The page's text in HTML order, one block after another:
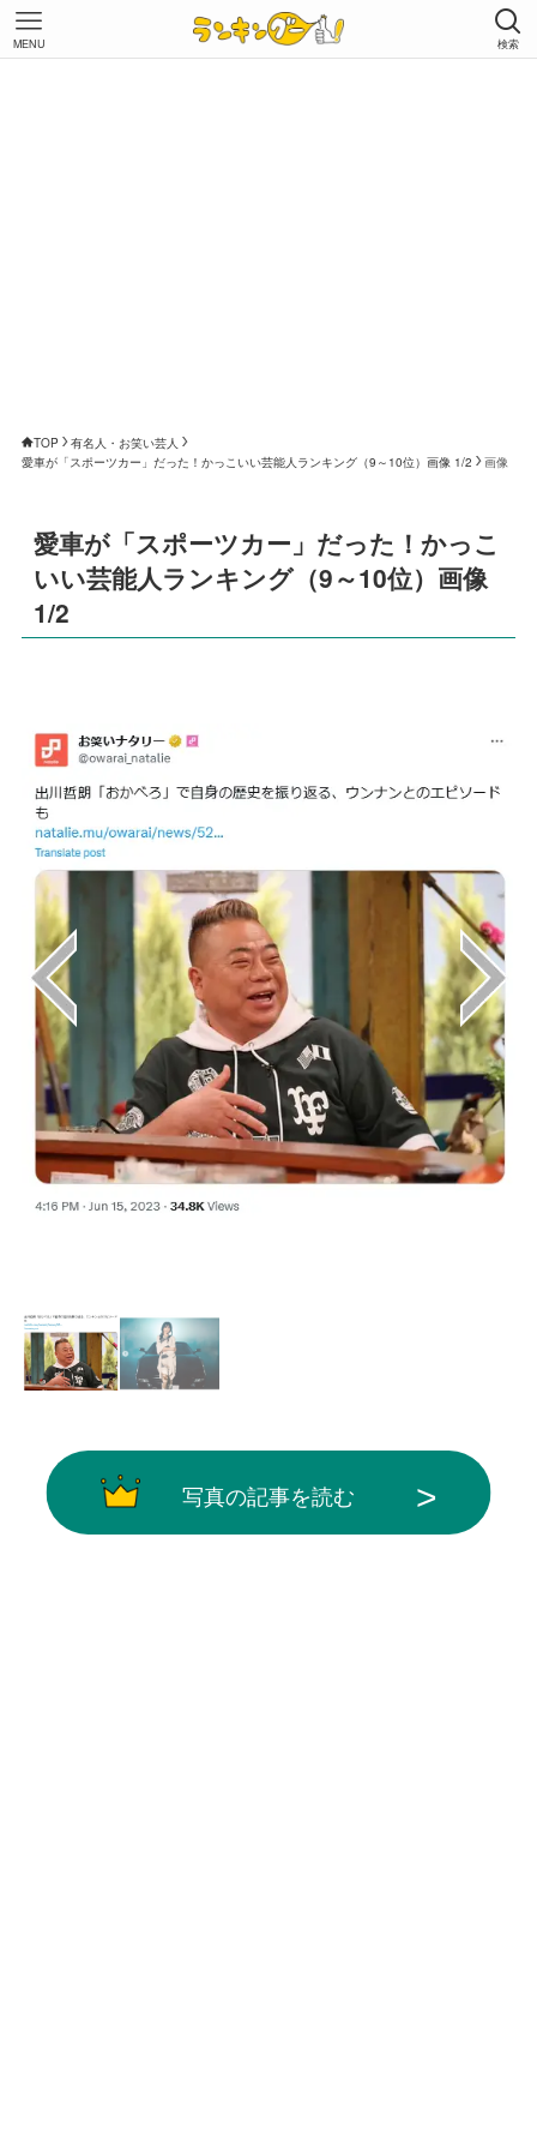
検索
MENU
TOP
有名人・お笑い芸人
愛車が「スポーツカー」だった！かっこいい芸能人ランキング（9～10位）画像 1/2
画像
愛車が「スポーツカー」だった！かっこ
いい芸能人ランキング（9～10位）画像
1/2
写真の記事を読む